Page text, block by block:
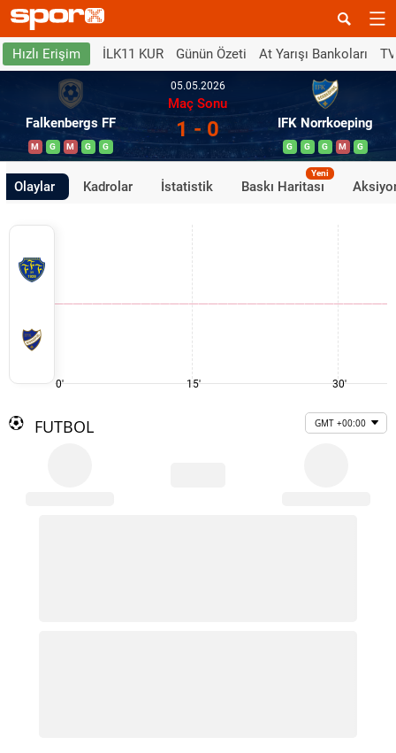
Hızlı Erişim İLK11 KUR Günün Özeti At Yarışı Bankoları
Falkenbergs FF
M G M G G
05.05.2026
Maç Sonu
1 - 0 IFK Norrkoeping
G G G M G
Olaylar Kadrolar İstatistik Baskı Haritası
Yeni
0' 15' 30'
FUTBOL GMT +00:00